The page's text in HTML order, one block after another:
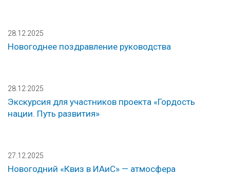
28.12.2025
Новогоднее поздравление руководства
28.12.2025
Экскурсия для участников проекта «Гордость
нации. Путь развития»
27.12.2025
Новогодний «Квиз в ИАиС» — атмосфера